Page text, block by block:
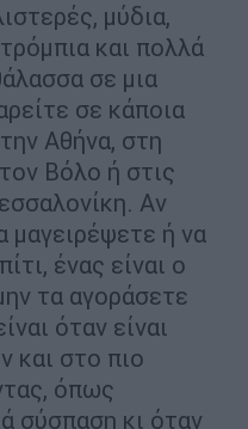
μύδια,
και πολλά
σε μια
σε κάποια
Αθήνα, στη
Βόλο ή στις
Αν
ή να
ένας είναι ο
τα αγοράσετε
όταν είναι
και στο πιο
όπως
σύσπαση κι όταν